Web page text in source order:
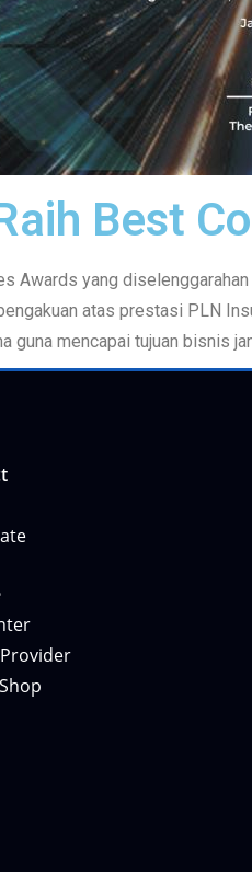
Best
Awards yang
atas prestasi PLN
guna mencapai tujuan bisnis